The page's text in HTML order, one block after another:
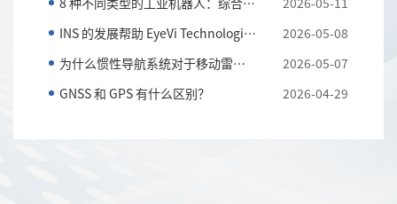
INS 的发展帮助 EyeVi Technologies 实现可扩展的道路...
2026-05-08
为什么惯性导航系统对于移动雷达系统至关重要
2026-05-07
GNSS 和 GPS 有什么区别？
2026-04-29